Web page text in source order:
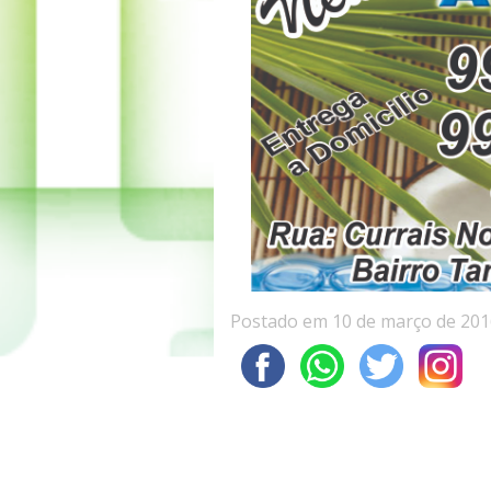
Postado em 10 de março de